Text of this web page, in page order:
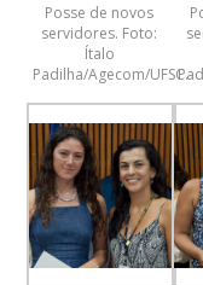
Posse de novos
servidores. Foto:
Ítalo
Padilha/Agecom/UFSC.